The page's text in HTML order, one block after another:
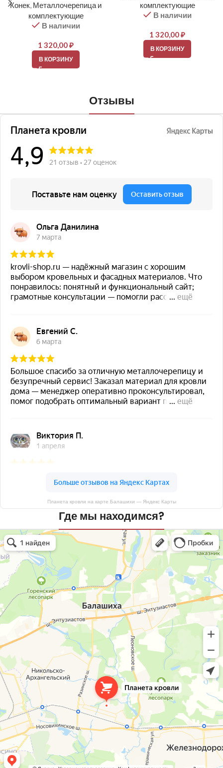
Конек, Металлочерепица и
комплектующие
В наличии
1 320,00₽
В КОРЗИНУ
комплектующие
В наличии
1 320,00₽
В КОРЗИНУ
Отзывы
Планета кровли на карте Балашихи — Яндекс Карты
Где мы находимся?
Планета кровли
Кровля и кровельные материалы в Балашихе
Окна в Балашихе